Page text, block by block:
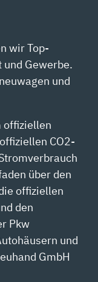
wir Top-
und Gewerbe.
und
offiziellen
CO2-
über den
offiziellen
den
Pkw
und
GmbH